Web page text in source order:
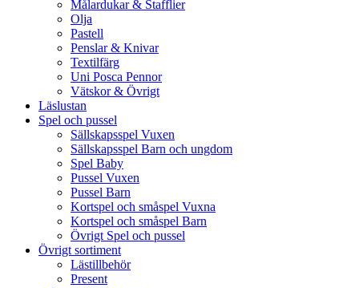
Målardukar & Stafflier
Olja
Pastell
Penslar & Knivar
Textilfärg
Uni Posca Pennor
Vätskor & Övrigt
Läslustan
Spel och pussel
Sällskapsspel Vuxen
Sällskapsspel Barn och ungdom
Spel Baby
Pussel Vuxen
Pussel Barn
Kortspel och småspel Vuxna
Kortspel och småspel Barn
Övrigt Spel och pussel
Övrigt sortiment
Lästillbehör
Present